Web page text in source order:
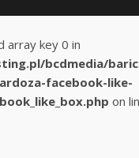
array key 0 in
bcdmedia/
facebook-like-
on